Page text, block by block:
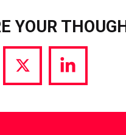
YOUR
Share
via
Share
via